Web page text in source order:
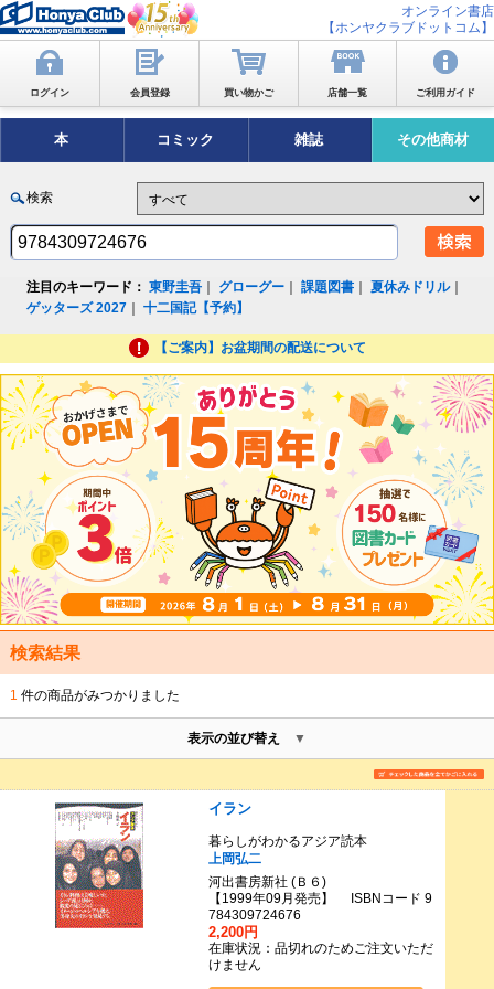
オンライン書店
【ホンヤクラブドットコム】
ログイン 会員登録 買い物かご 店舗一覧 ご利用ガイド
本 コミック 雑誌 その他商材
検索
注目のキーワード： 東野圭吾 グローグー ｜課題図書 ｜夏休みドリル｜
ゲッターズ 2027 ｜十二国記【予約】
【ご案内】お盆期間の配送について
検索結果
1 件の商品がみつかりました
表示の並び替え
イラン
暮らしがわかるアジア読本
上岡弘二
河出書房新社 (Ｂ６)
【1999年09月発売】 ISBNコード 9
784309724676
2,200円
在庫状況：品切れのためご注文いただ
けません